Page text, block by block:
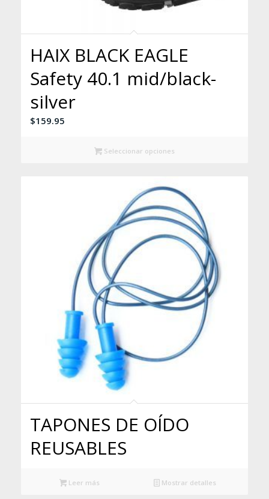
HAIX BLACK EAGLE
Safety 40.1 mid/black-
silver
$159.95
Seleccionar opciones
TAPONES DE OÍDO
REUSABLES
Leer más Mostrar detalles